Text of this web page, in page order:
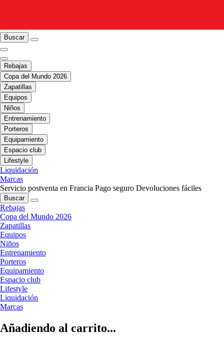
Buscar
Rebajas
Copa del Mundo 2026
Zapatillas
Equipos
Niños
Entrenamiento
Porteros
Equipamiento
Espacio club
Lifestyle
Liquidación
Marcas
Servicio postventa en Francia Pago seguro Devoluciones fáciles
Buscar
Rebajas
Copa del Mundo 2026
Zapatillas
Equipos
Niños
Entrenamiento
Porteros
Equipamiento
Espacio club
Lifestyle
Liquidación
Marcas
Añadiendo al carrito...